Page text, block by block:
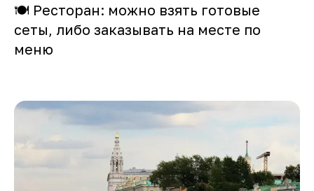
🍽️ Ресторан: можно взять готовые
сеты, либо заказывать на месте по
меню